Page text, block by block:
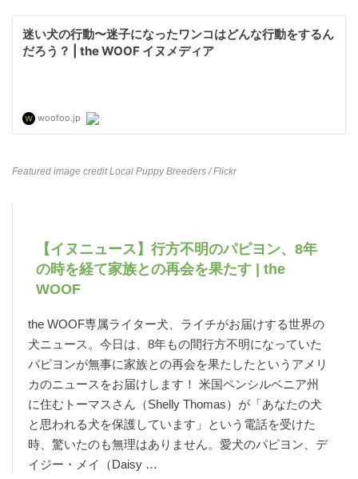
Featured image creditLocal Puppy Breeders/ Flickr
【イヌニュース】行方不明のパピヨン、8年
の時を経て家族との再会を果たす | the
WOOF
the WOOF専属ライター犬、ライチがお届けする世界の
犬ニュース。今日は、8年もの間行方不明になっていた
パピヨンが無事に家族との再会を果たしたというアメリ
カのニュースをお届けします！ 米国ペンシルベニア州
に住むトーマスさん（Shelly Thomas）が「あなたの犬
と思われる犬を保護しています」という電話を受けた
時、驚いたのも無理はありません。愛犬のパピヨン、デ
イジー・メイ（Daisy …